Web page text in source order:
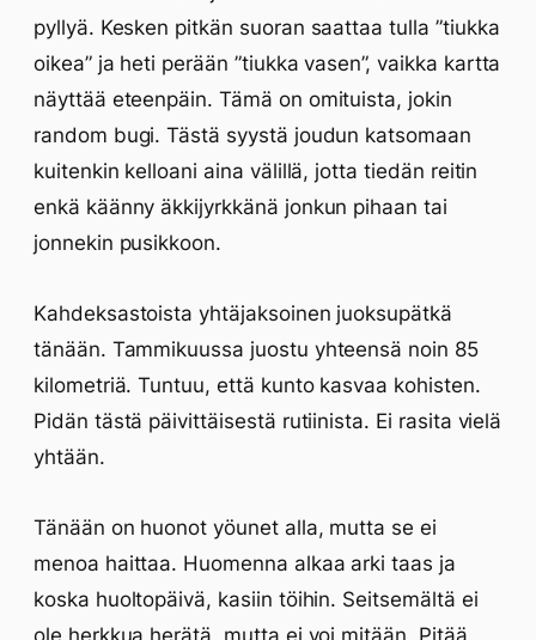
pyllyä. Kesken pitkän suoran saattaa tulla ”tiukka
oikea” ja heti perään ”tiukka vasen”, vaikka kartta
näyttää eteenpäin. Tämä on omituista, jokin
random bugi. Tästä syystä joudun katsomaan
kuitenkin kelloani aina välillä, jotta tiedän reitin
enkä käänny äkkijyrkkänä jonkun pihaan tai
jonnekin pusikkoon.
Kahdeksastoista yhtäjaksoinen juoksupätkä
tänään. Tammikuussa juostu yhteensä noin 85
kilometriä. Tuntuu, että kunto kasvaa kohisten.
Pidän tästä päivittäisestä rutiinista. Ei rasita vielä
yhtään.
Tänään on huonot yöunet alla, mutta se ei
menoa haittaa. Huomenna alkaa arki taas ja
koska huoltopäivä, kasiin töihin. Seitsemältä ei